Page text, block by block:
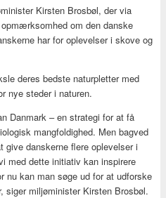
Kirsten Brosbøl, der via
om den danske
har for oplevelser i skove og
deres bedste naturpletter med
nye steder i naturen.
Danmark – en strategi for at få
mangfoldighed. Men bagved
give danskerne flere oplevelser i
med dette initiativ kan inspirere
nu kan man søge ud for at udforske
siger miljøminister Kirsten Brosbøl.